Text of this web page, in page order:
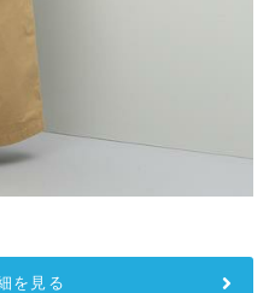
を見る